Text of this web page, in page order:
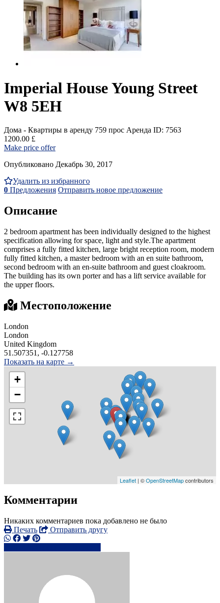
Imperial House Young Street
W8 5EH
Дома - Квартиры в аренду 759 прос Аренда ID: 7563
1200.00 £
Make price offer
Опубликовано Декабрь 30, 2017
Удалить из избранного
0 Предложения Отправить новое предложение
Описание
2 bedroom apartment has been individually designed to the highest
specification allowing for space, light and style.The apartment
comprises a fully fitted kitchen, large bright reception room, modern
fully fitted kitchen, a master bedroom with an en suite bathroom,
second bedroom with an en-suite bathroom and guest cloakroom.
The building has its own porter and has a lift service available for
the upper floors.
Местоположение
London
London
United Kingdom
51.507351, -0.127758
Показать на карте →
+
−
Leaflet | ©OpenStreetMapcontributors
Комментарии
Никаких комментариев пока добавлено не было
Печать
Отправить другу